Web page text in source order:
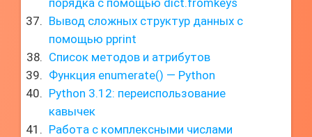
порядка с помощью dict.fromkeys
Вывод сложных структур данных с
помощью pprint
Список методов и атрибутов
Функция enumerate() — Python
Python 3.12: переиспользование
кавычек
Работа с комплексными числами